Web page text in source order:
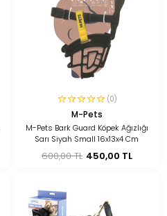
(0)
M-Pets
M-Pets Bark Guard Köpek Ağızlığı
Sarı Siyah Small 16x13x4 Cm
600,00 TL 450,00 TL